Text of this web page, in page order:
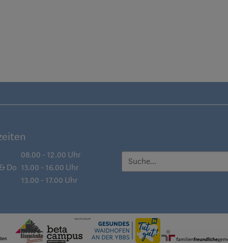
08.00 - 12.00 Uhr
Do 13.00 - 16.00 Uhr
13.00 - 17.00 Uhr
SUCHE